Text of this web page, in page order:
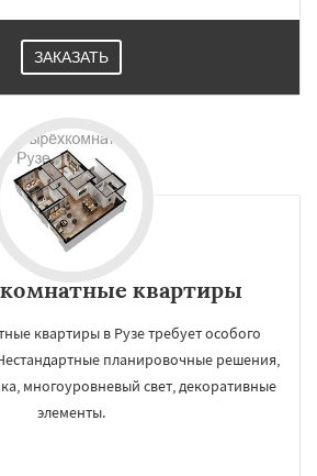
ЗАКАЗАТЬ
квартиры
квартиры в Рузе требует особого
планировочные решения,
многоуровневый свет, декоративные
элементы.